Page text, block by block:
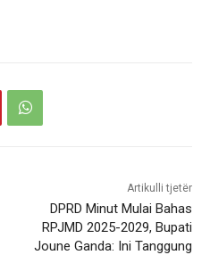
Artikulli tjetër
DPRD Minut Mulai Bahas
RPJMD 2025-2029, Bupati
Joune Ganda: Ini Tanggung